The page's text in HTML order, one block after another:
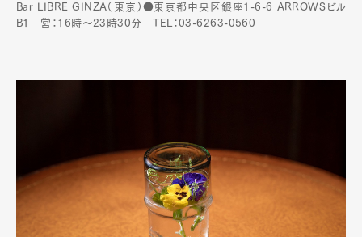
Bar LIBRE GINZA（東京）●東京都中央区銀座1-6-6 ARROWSビル
B1 営：16時～23時30分 TEL：03-6263-0560